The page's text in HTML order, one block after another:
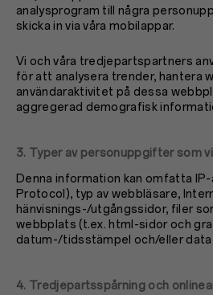
analysprogram till några
skicka in via våra mobilappar.
Vi och våra tredjepartspartners
för att analysera trender, hantera
användaraktivitet på dessa
aggregerad demografisk
3. Typer av personuppgifter som
Denna information kan omfatta
Protocol), typ av webbläsare,
hänvisnings-/utgångssidor, filer
webbplats (t.ex. html-sidor och
datum-/tidsstämpel och/eller
4. Tredjepartsspårning och